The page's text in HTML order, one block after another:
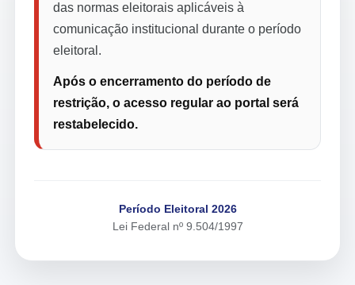
das normas eleitorais aplicáveis à
comunicação institucional durante o período
eleitoral.
Após o encerramento do período de
restrição, o acesso regular ao portal será
restabelecido.
Período Eleitoral 2026
Lei Federal nº 9.504/1997